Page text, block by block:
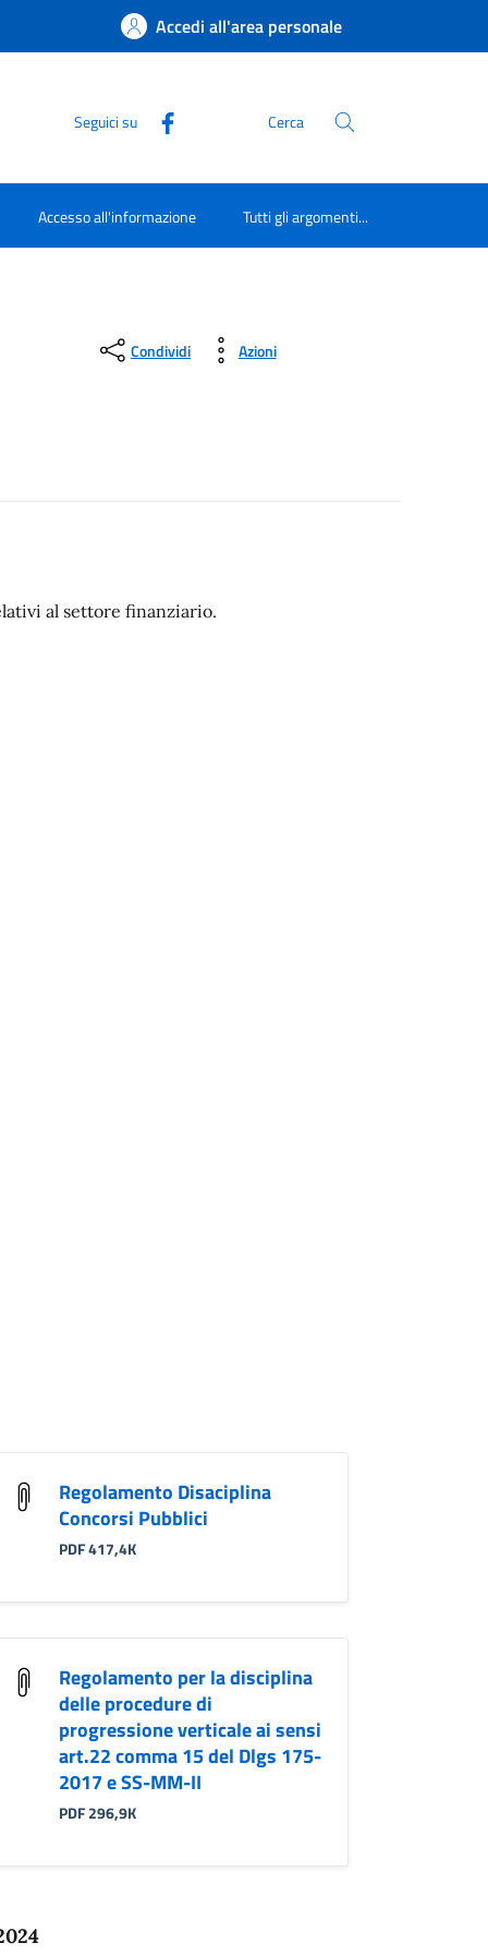
Accedi all'area personale
Seguici su Cerca
Accesso all'informazione Tutti gli argomenti...
Condividi Azioni
al settore finanziario.
Regolamento Disaciplina
Concorsi Pubblici
PDF 417,4K
Regolamento per la disciplina
delle procedure di
progressione verticale ai sensi
art.22 comma 15 del Dlgs 175-
2017 e SS-MM-II
PDF 296,9K